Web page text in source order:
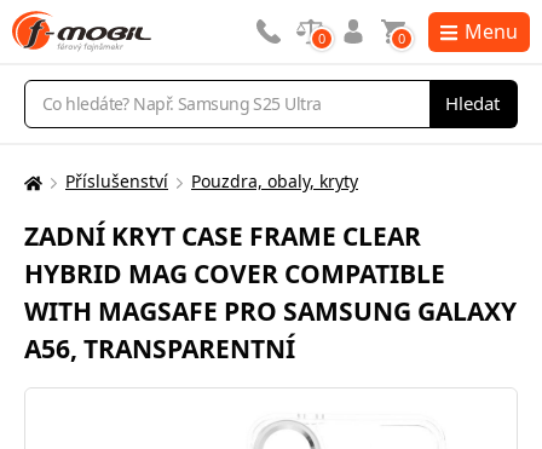
Vyhledávání
Hledat
0 0 Menu
Zde
nacházíte:
Příslušenství Pouzdra, obaly, kryty
ZADNÍ KRYT CASE FRAME CLEAR
HYBRID MAG COVER COMPATIBLE
WITH MAGSAFE PRO SAMSUNG GALAXY
A56, TRANSPARENTNÍ